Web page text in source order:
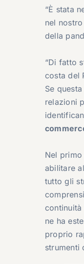
“È stata
nel nostro
della
“Di fatto
costa del
Se
relazioni
Nel
abilitare
tutto gli
continuità
ne ha
proprio
strumenti